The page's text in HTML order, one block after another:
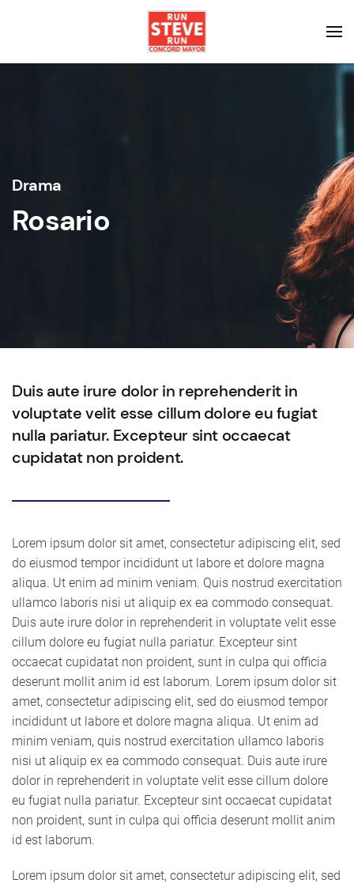
Drama
Rosario
Duis aute irure dolor in reprehenderit in
voluptate velit esse cillum dolore eu fugiat
nulla pariatur. Excepteur sint occaecat
cupidatat non proident.
Lorem ipsum dolor sit amet, consectetur adipiscing elit, sed
do eiusmod tempor incididunt ut labore et dolore magna
aliqua. Ut enim ad minim veniam. Quis nostrud exercitation
ullamco laboris nisi ut aliquip ex ea commodo consequat.
Duis aute irure dolor in reprehenderit in voluptate velit esse
cillum dolore eu fugiat nulla pariatur. Excepteur sint
occaecat cupidatat non proident, sunt in culpa qui officia
deserunt mollit anim id est laborum. Lorem ipsum dolor sit
amet, consectetur adipiscing elit, sed do eiusmod tempor
incididunt ut labore et dolore magna aliqua. Ut enim ad
minim veniam, quis nostrud exercitation ullamco laboris
nisi ut aliquip ex ea commodo consequat. Duis aute irure
dolor in reprehenderit in voluptate velit esse cillum dolore
eu fugiat nulla pariatur. Excepteur sint occaecat cupidatat
non proident, sunt in culpa qui officia deserunt mollit anim
id est laborum.
Lorem ipsum dolor sit amet, consectetur adipiscing elit, sed